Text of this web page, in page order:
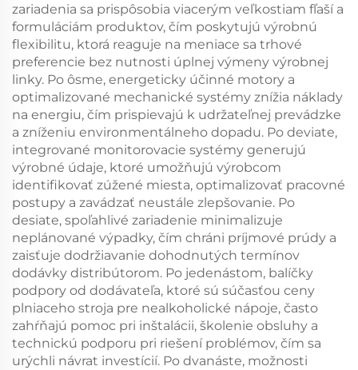
zariadenia sa prispôsobia viacerým veľkostiam fľaší a
formuláciám produktov, čím poskytujú výrobnú
flexibilitu, ktorá reaguje na meniace sa trhové
preferencie bez nutnosti úplnej výmeny výrobnej
linky. Po ôsme, energeticky účinné motory a
optimalizované mechanické systémy znížia náklady
na energiu, čím prispievajú k udržateľnej prevádzke
a zníženiu environmentálneho dopadu. Po deviate,
integrované monitorovacie systémy generujú
výrobné údaje, ktoré umožňujú výrobcom
identifikovať zúžené miesta, optimalizovať pracovné
postupy a zavádzať neustále zlepšovanie. Po
desiate, spoľahlivé zariadenie minimalizuje
neplánované výpadky, čím chráni príjmové prúdy a
zaisťuje dodržiavanie dohodnutých termínov
dodávky distribútorom. Po jedenástom, balíčky
podpory od dodávateľa, ktoré sú súčasťou ceny
plniaceho stroja pre nealkoholické nápoje, často
zahŕňajú pomoc pri inštalácii, školenie obsluhy a
technickú podporu pri riešení problémov, čím sa
urýchli návrat investícií. Po dvanáste, možnosti